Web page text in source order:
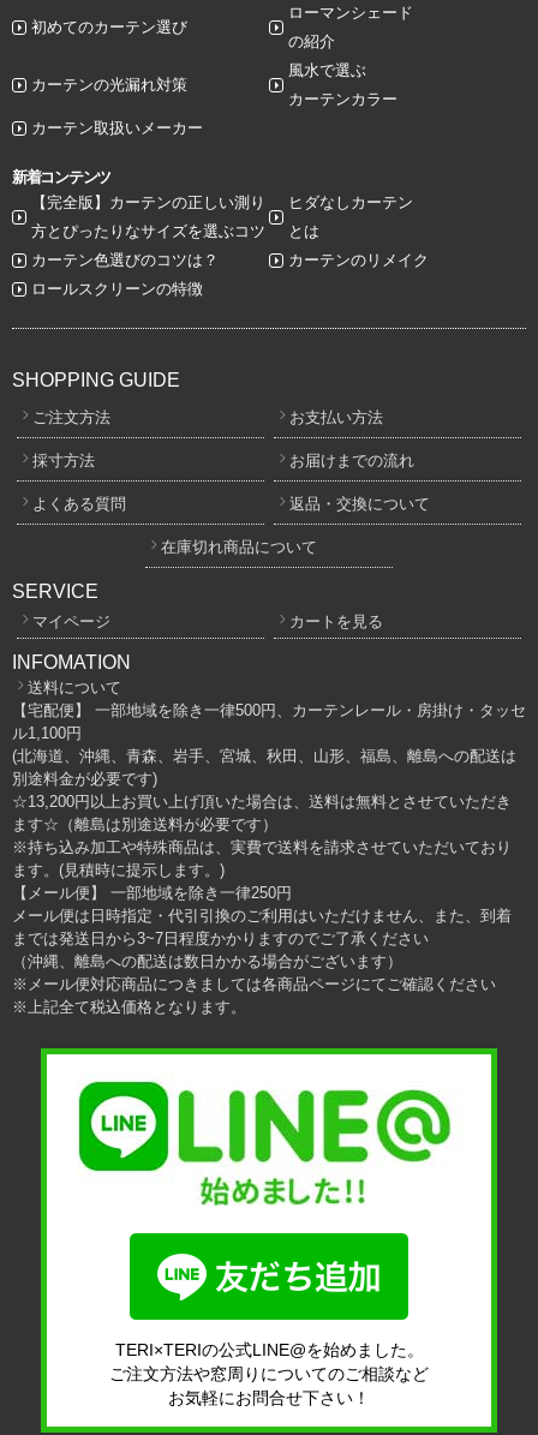
初めてのカーテン選び
ローマンシェード
の紹介
カーテンの光漏れ対策
風水で選ぶ
カーテンカラー
カーテン取扱いメーカー
新着コンテンツ
【完全版】カーテンの正しい測り
方とぴったりなサイズを選ぶコツ
ヒダなしカーテン
とは
カーテン色選びのコツは？
カーテンのリメイク
ロールスクリーンの特徴
SHOPPING GUIDE
ご注文方法 お支払い方法
採寸方法 お届けまでの流れ
よくある質問 返品・交換について
在庫切れ商品について
SERVICE
マイページ カートを見る
INFOMATION
送料について
【宅配便】 一部地域を除き一律500円、カーテンレール・房掛け・タッセ
ル1,100円
(北海道、沖縄、青森、岩手、宮城、秋田、山形、福島、離島への配送は
別途料金が必要です)
☆13,200円以上お買い上げ頂いた場合は、送料は無料とさせていただき
ます☆（離島は別途送料が必要です）
※持ち込み加工や特殊商品は、実費で送料を請求させていただいており
ます。(見積時に提示します。)
【メール便】 一部地域を除き一律250円
メール便は日時指定・代引引換のご利用はいただけません、また、到着
までは発送日から3~7日程度かかりますのでご了承ください
（沖縄、離島への配送は数日かかる場合がございます）
※メール便対応商品につきましては各商品ページにてご確認ください
※上記全て税込価格となります。
TERI×TERIの公式LINE@を始めました。
ご注文方法や窓周りについてのご相談など
お気軽にお問合せ下さい！